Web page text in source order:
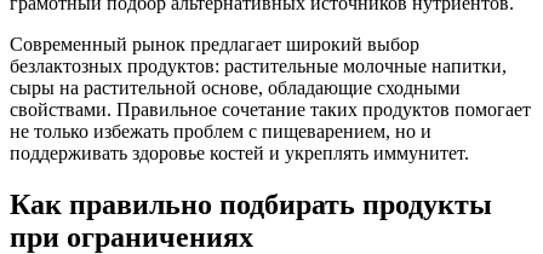
Современный рынок предлагает широкий выбор
безлактозных продуктов: растительные молочные напитки,
сыры на растительной основе, обладающие сходными
свойствами. Правильное сочетание таких продуктов помогает
не только избежать проблем с пищеварением, но и
поддерживать здоровье костей и укреплять иммунитет.
Как правильно подбирать продукты
при ограничениях